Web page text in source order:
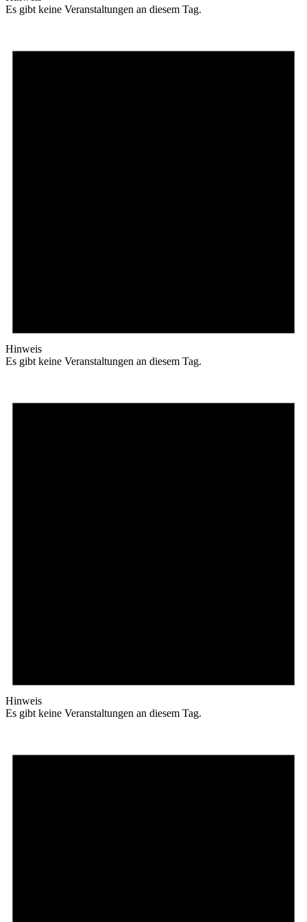
Es gibt keine Veranstaltungen an diesem Tag.
Hinweis
Es gibt keine Veranstaltungen an diesem Tag.
Hinweis
Es gibt keine Veranstaltungen an diesem Tag.